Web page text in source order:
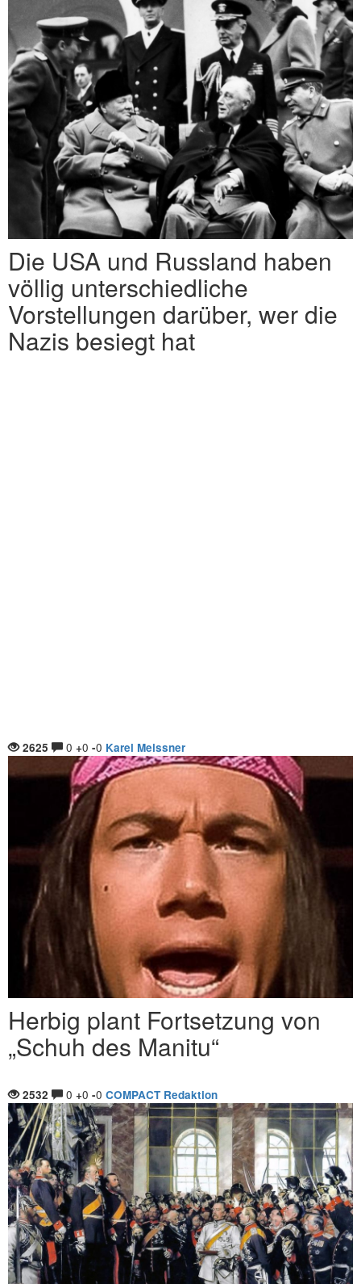
Die USA und Russland haben
völlig unterschiedliche
Vorstellungen darüber, wer die
Nazis besiegt hat
2625 0 +0 -0 Karel Meissner
Herbig plant Fortsetzung von
„Schuh des Manitu“
2532 0 +0 -0 COMPACT Redaktion